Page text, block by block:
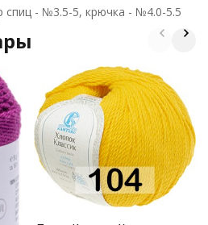
спиц - №3.5-5, крючка - №4.0-5.5